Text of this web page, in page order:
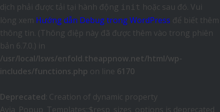
dịch phải được tải tại hành động init hoặc sau đó. Vui
lòng xem Hướng dẫn Debug trong WordPress để biết thêm
thông tin. (Thông điệp này đã được thêm vào trong phiên
bản 6.7.0.) in
/usr/local/lsws/enfold.theappnow.net/html/wp-
includes/functions.php on line 6170
Deprecated: Creation of dynamic property
Avia_Popup_Templates::$resp_sizes_options is deprecated